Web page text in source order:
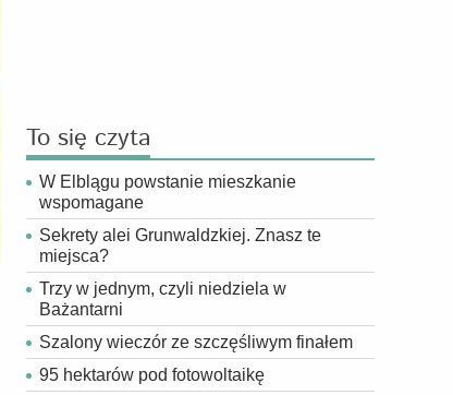
To się czyta
W Elblągu powstanie mieszkanie
wspomagane
Sekrety alei Grunwaldzkiej. Znasz te
miejsca?
Trzy w jednym, czyli niedziela w
Bażantarni
Szalony wieczór ze szczęśliwym finałem
95 hektarów pod fotowoltaikę